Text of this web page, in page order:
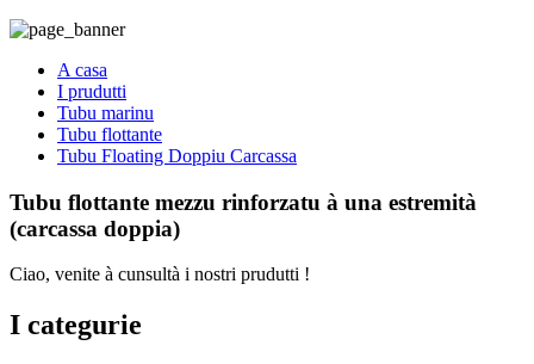
A casa
I prudutti
Tubu marinu
Tubu flottante
Tubu Floating Doppiu Carcassa
Tubu flottante mezzu rinforzatu à una estremità
(carcassa doppia)
Ciao, venite à cunsultà i nostri prudutti !
I categurie